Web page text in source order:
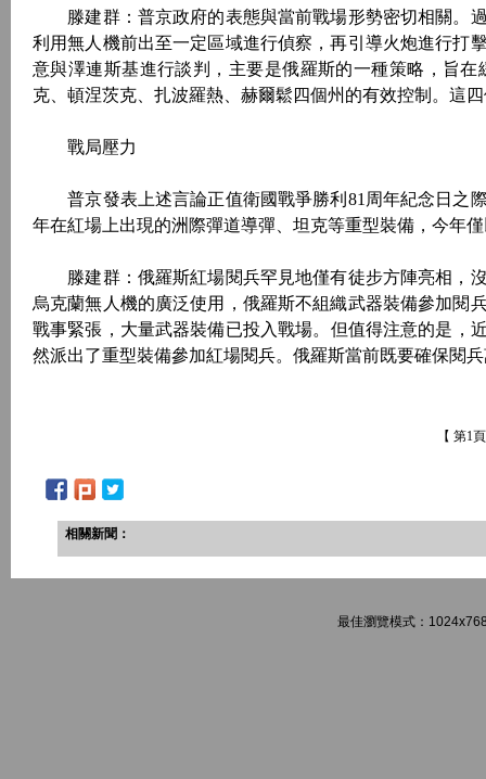
滕建群：普京政府的表態與當前戰場形勢密切相關。
利用無人機前出至一定區域進行偵察，再引導火炮進行打
意與澤連斯基進行談判，主要是俄羅斯的一種策略，旨
克、頓涅茨克、扎波羅熱、赫爾鬆四個州的有效控制。這
戰局壓力
普京發表上述言論正值衛國戰爭勝利81周年紀念日之
年在紅場上出現的洲際彈道導彈、坦克等重型裝備，今年
滕建群：俄羅斯紅場閱兵罕見地僅有徒步方陣亮相，
烏克蘭無人機的廣泛使用，俄羅斯不組織武器裝備參加閱
戰事緊張，大量武器裝備已投入戰場。但值得注意的是，
然派出了重型裝備參加紅場閱兵。俄羅斯當前既要確保閱
【 第1
相關新聞：
最佳瀏覽模式：